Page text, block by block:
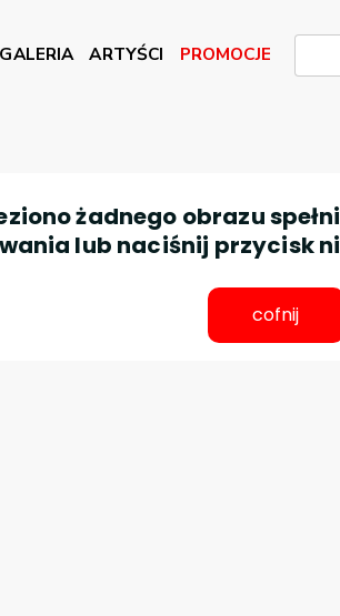
GALERIA ARTYŚCI PROMOCJE
żadnego obrazu
lub naciśnij przycisk
cofnij